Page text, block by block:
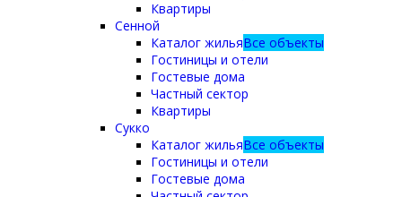
Квартиры
Сенной
Каталог жильяВсе объекты
Гостиницы и отели
Гостевые дома
Частный сектор
Квартиры
Сукко
Каталог жильяВсе объекты
Гостиницы и отели
Гостевые дома